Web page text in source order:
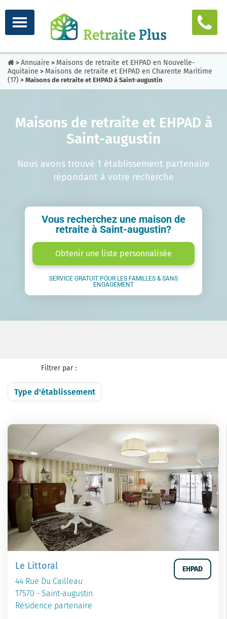
> Annuaire > Maisons de retraite et EHPAD en Nouvelle-
Aquitaine > Maisons de retraite et EHPAD en Charente Maritime
(17) > Maisons de retraite et EHPAD à Saint-augustin
Maisons de retraite et EHPAD à
Saint-augustin
Nous avons trouvé 1 établissement partenaire
répondant à votre recherche
Vous recherchez une maison de
retraite à Saint-augustin?
Obtenir une liste personnalisée
SERVICE GRATUIT POUR LES FAMILLES & SANS
ENGAGEMENT
Filtrer par :
Type d'établissement
Le Littoral
44 Rue Du Cailleau
17570 - Saint-augustin
Résidence partenaire
EHPAD